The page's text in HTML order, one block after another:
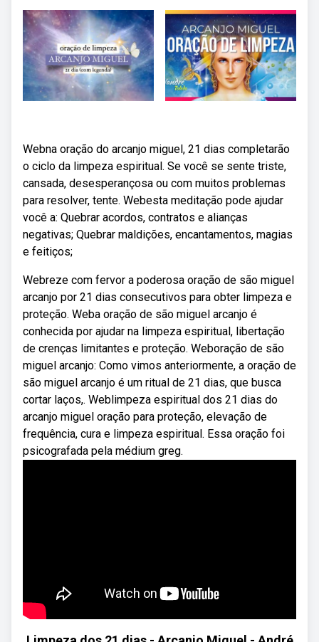
Webna oração do arcanjo miguel, 21 dias completarão
o ciclo da limpeza espiritual. Se você se sente triste,
cansada, desesperançosa ou com muitos problemas
para resolver, tente. Webesta meditação pode ajudar
você a: Quebrar acordos, contratos e alianças
negativas; Quebrar maldições, encantamentos, magias
e feitiços;
Webreze com fervor a poderosa oração de são miguel
arcanjo por 21 dias consecutivos para obter limpeza e
proteção. Weba oração de são miguel arcanjo é
conhecida por ajudar na limpeza espiritual, libertação
de crenças limitantes e proteção. Weboração de são
miguel arcanjo: Como vimos anteriormente, a oração de
são miguel arcanjo é um ritual de 21 dias, que busca
cortar laços,. Weblimpeza espiritual dos 21 dias do
arcanjo miguel oração para proteção, elevação de
frequência, cura e limpeza espiritual. Essa oração foi
psicografada pela médium greg.